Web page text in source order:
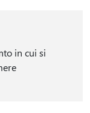
in cui si